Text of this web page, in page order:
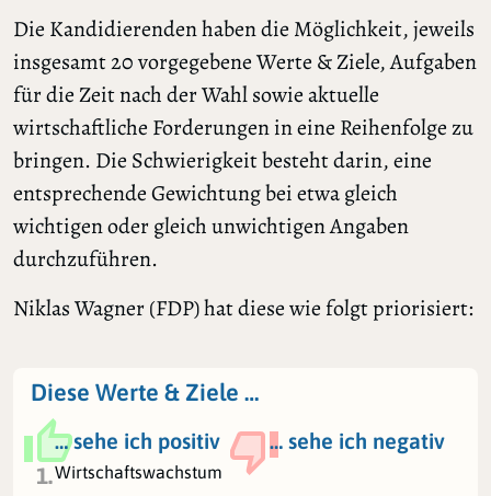
Die Kandidierenden haben die Möglichkeit, jeweils
insgesamt 20 vorgegebene Werte & Ziele, Aufgaben
für die Zeit nach der Wahl sowie aktuelle
wirtschaftliche Forderungen in eine Reihenfolge zu
bringen. Die Schwierigkeit besteht darin, eine
entsprechende Gewichtung bei etwa gleich
wichtigen oder gleich unwichtigen Angaben
durchzuführen.
Niklas Wagner (FDP) hat diese wie folgt priorisiert:
Diese Werte & Ziele …
… sehe ich positiv
… sehe ich negativ
1.Wirtschaftswachstum